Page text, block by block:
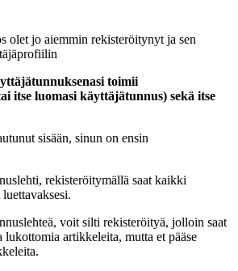
olet jo aiemmin rekisteröitynyt ja sen
toimii
itse luomasi käyttäjätunnus) sekä itse
sisään, sinun on ensin
rekisteröitymällä saat kaikki
voit silti rekisteröityä, jolloin saat
artikkeleita, mutta et pääse